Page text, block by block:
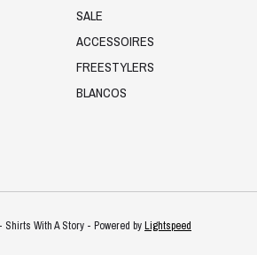
SALE
ACCESSOIRES
FREESTYLERS
BLANCOS
With A Story - Powered byLightspeed